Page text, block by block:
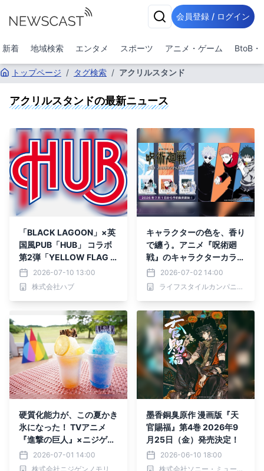
会員登録 / ログイン
新着 地域検索 エンタメ スポーツ アニメ・ゲーム BtoB・
トップページ / タグ検索 / アクリルスタンド
アクリルスタンドの最新ニュース
「BLACK LAGOON」×英
国風PUB「HUB」 コラボ
第2弾「YELLOW FLAG T
HE ANNEX」を開催いた
します
2026-07-10 13:00
株式会社ハブ
キャラクターの色を、香り
で纏う。アニメ『呪術廻
戦』のキャラクターカラー
をイメージしたアクリルス
タンド付きのオードトワレ
が、新ブランドAMORISÉ
2026-07-02 14:00
ライフスタイルカンパニー株式会社
硬質化能力が、この夏かき
氷になった！ TVアニメ
『進撃の巨人』×ニジゲン
ノモリコラボイベント夏季
限定メニュー エレンとア
2026-07-01 14:00
株式会社ニジゲンノモリ
墨香銅臭原作 漫画版『天
官賜福』第4巻 2026年9
月25日（金）発売決定！
2026-06-10 18:00
株式会社ソニー・ミュージックソリューションズ